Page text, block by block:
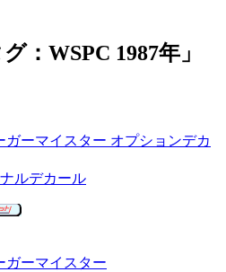
：WSPC 1987年」
ガーマイスター オプションデカ
ルデカール
ガーマイスター